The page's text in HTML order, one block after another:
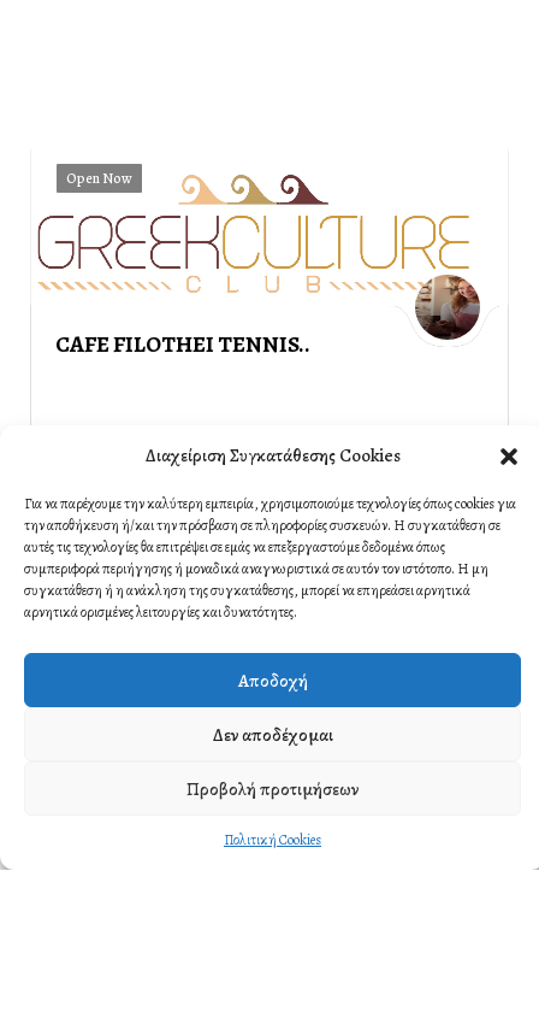
Διαχείριση Συγκατάθεσης Cookies
Για να παρέχουμε την καλύτερη εμπειρία, χρησιμοποιούμε τεχνολογίες όπως cookies για
την αποθήκευση ή/και την πρόσβαση σε πληροφορίες συσκευών. Η συγκατάθεση σε
αυτές τις τεχνολογίες θα επιτρέψει σε εμάς να επεξεργαστούμε δεδομένα όπως
συμπεριφορά περιήγησης ή μοναδικά αναγνωριστικά σε αυτόν τον ιστότοπο. Η μη
συγκατάθεση ή η ανάκληση της συγκατάθεσης, μπορεί να επηρεάσει αρνητικά
αρνητικά ορισμένες λειτουργίες και δυνατότητες.
Αποδοχή
Δεν αποδέχομαι
Προβολή προτιμήσεων
Πολιτική Cookies
Open Now
CAFE FILOTHEI TENNIS..
PROMOTIONALDirection Call Now